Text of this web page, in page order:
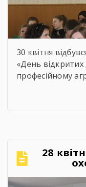
30 квітня
«День відкритих
професійному
Срібнянського
прийому 2026
навчально-
Коломієць. Для
проведено […]
28